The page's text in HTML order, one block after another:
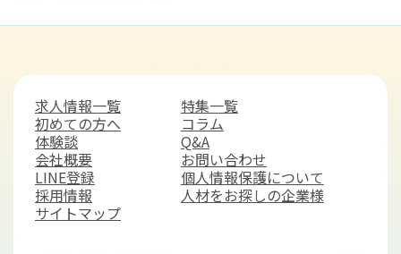
求人情報一覧
特集一覧
初めての方へ
コラム
体験談
Q&A
会社概要
お問い合わせ
LINE登録
個人情報保護について
採用情報
人材をお探しの企業様
サイトマップ